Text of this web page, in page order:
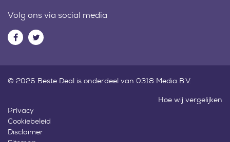
Volg ons via social media
© 2026 Beste Deal is onderdeel van 0318 Media B.V.
Hoe wij vergelijken
Privacy
Cookiebeleid
Disclaimer